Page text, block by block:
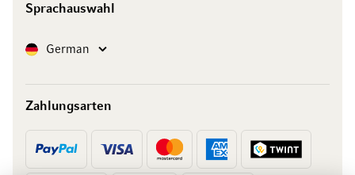
Sprachauswahl
SpracheGerman
Zahlungsarten